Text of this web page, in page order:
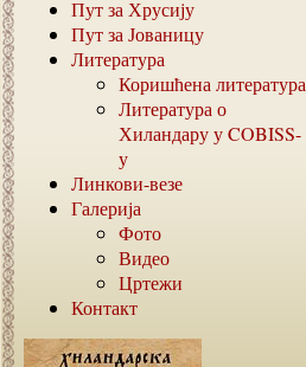
Пут за Хрусију
Пут за Јованицу
Литература
Коришћена литература
Литература о
Хиландару уCOBISS-
у
Линкови-везе
Галерија
Фото
Видео
Цртежи
Контакт